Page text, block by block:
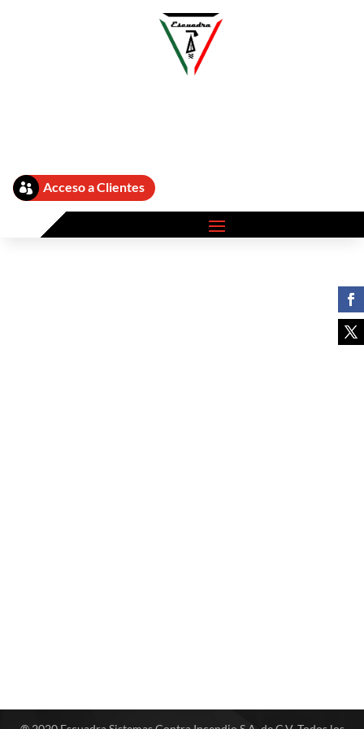
 Acceso a Clientes